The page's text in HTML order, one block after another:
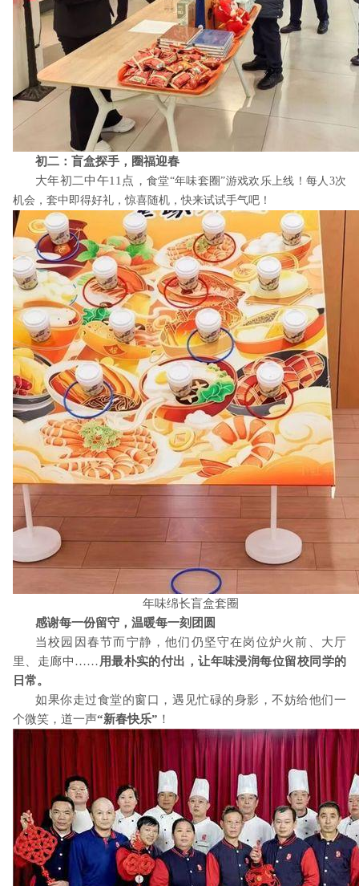
初二：盲盒探手，圈福迎春
大年初二中午11 点， 食堂“年味套圈”游戏欢乐上线！每人 3次
机会，套中即得好礼，惊喜随机，快来试试手气吧！
年味绵长盲盒套圈
感谢每一份留守，温暖每一刻团圆
当校园因春节而宁静，他们仍坚守在岗位炉火前、大厅
里、走廊中…… 用最朴实的付出，让年味浸润每位留校同学的
日常。
如果你走过食堂的窗口，遇见忙碌的身影，不妨给他们一
个微笑，道一声“新春快乐” ！